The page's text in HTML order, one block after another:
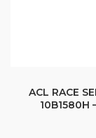
ACL RACE
10B1580H